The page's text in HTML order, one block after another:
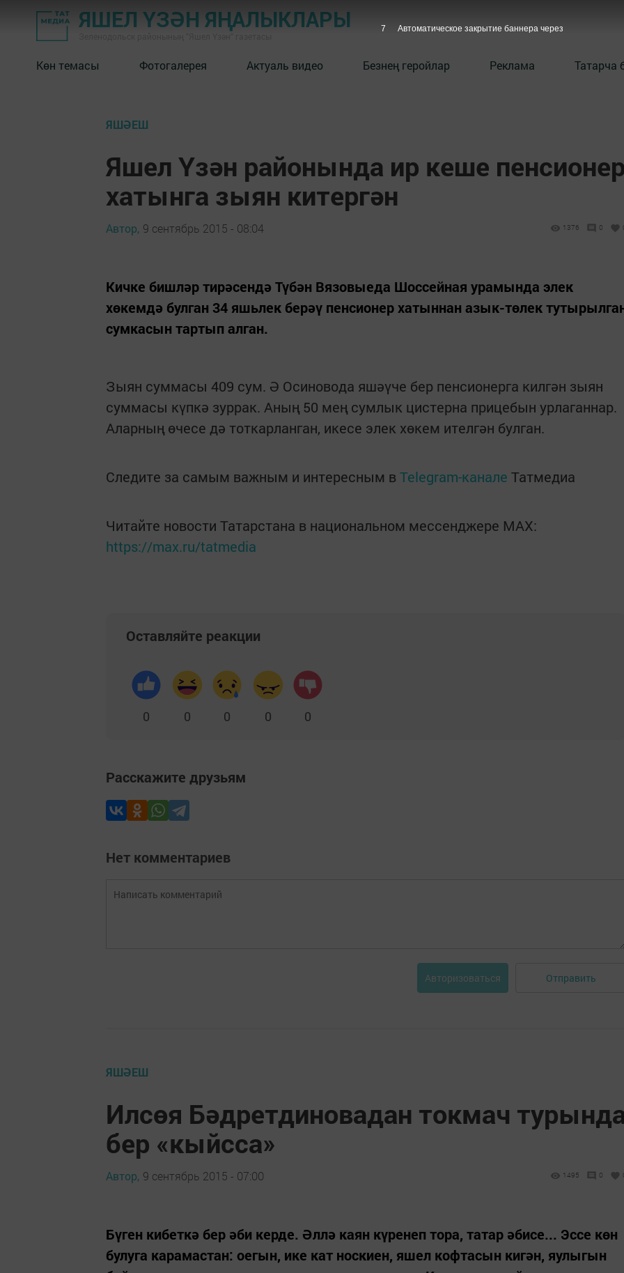
ЯШЕЛ ҮЗӘН ЯҢАЛЫКЛАРЫ
Көн темасы Фотогалерея Актуаль видео Безнең геройлар Реклама Татарча
ЯШӘЕШ
Яшел Үзән районында ир кеше
хатынга зыян китергән
Автор, 9 сентябрь 2015 - 08:04 1376 0
Кичке бишләр тирәсендә Түбән Вязовыеда Шоссейная урамында элек
хөкемдә булган 34 яшьлек берәү пенсионер хатыннан азык-төлек
сумкасын тартып алган.
Зыян суммасы 409 сум. Ә Осиновода яшәүче бер пенсионерга килгән зыян
суммасы күпкә зуррак. Аның 50 мең сумлык цистерна прицебын урлаганнар.
Аларның өчесе дә тоткарланган, икесе элек хөкем ителгән булган.
Следите за самым важным и интересным в Telegram-канале Татмедиа
Читайте новости Татарстана в национальном мессенджере MАХ:
https://max.ru/tatmedia
Оставляйте реакции
0 0 0 0 0
Расскажите друзьям
Нет комментариев
Авторизоваться Отправить
ЯШӘЕШ
Илсөя Бәдретдиновадан токмач
бер «кыйсса»
Автор, 9 сентябрь 2015 - 07:00 1495 0
Бүген кибеткә бер әби керде. Әллә каян күренеп тора, татар әбисе... Эссе көн
булуга карамастан: оегын, ике кат носкиен, яшел кофтасын кигән, яулыгын
6 Автоматическое закрытие баннера через